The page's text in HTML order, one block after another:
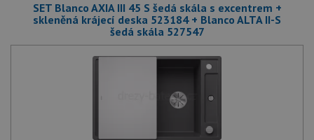
SET Blanco AXIA III 45 S šedá skála s excentrem +
skleněná krájecí deska 523184 + Blanco ALTA II-S
šedá skála 527547